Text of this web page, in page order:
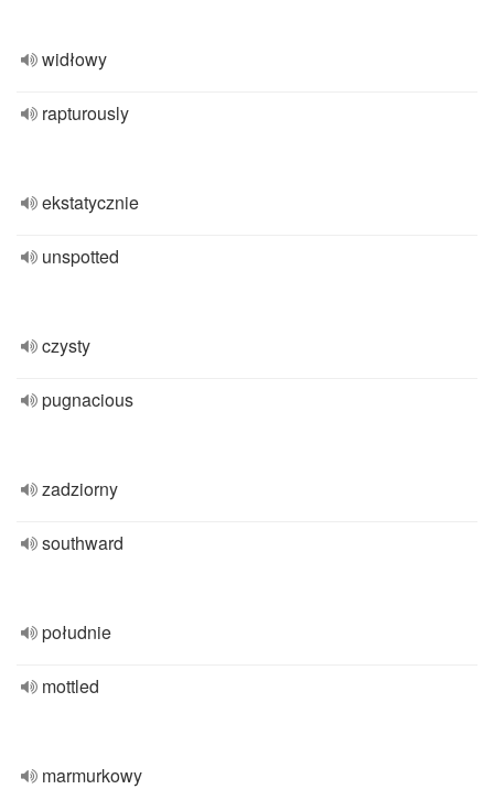
widłowy
rapturously
ekstatycznie
unspotted
czysty
pugnacious
zadziorny
southward
południe
mottled
marmurkowy